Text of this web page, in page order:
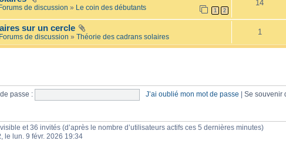
i
l
e
l
a
i
s
1 2
Forums de discussion » Le coin des débutants
14
sur un cercle
Forums de discussion » Théorie des cadrans solaires
1
passe : J’ai oublié mon mot de passe Se souvenir
et 36 invités (d’après le nombre d’utilisateurs actifs ces 5 dernières minutes)
, le lun. 9 févr. 2026 19:34